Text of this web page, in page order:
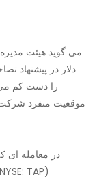
موقعیت منفرد
در معامله ای
TAP)